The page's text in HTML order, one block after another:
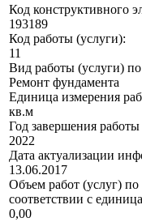
Код конструктивного
193189
Код работы (услуги):
11
Вид работы (услуги)
Ремонт фундамента
Единица измерения
кв.м
Год завершения работы
2022
Дата актуализации
13.06.2017
Объем работ (услуг)
соответствии с
0,00